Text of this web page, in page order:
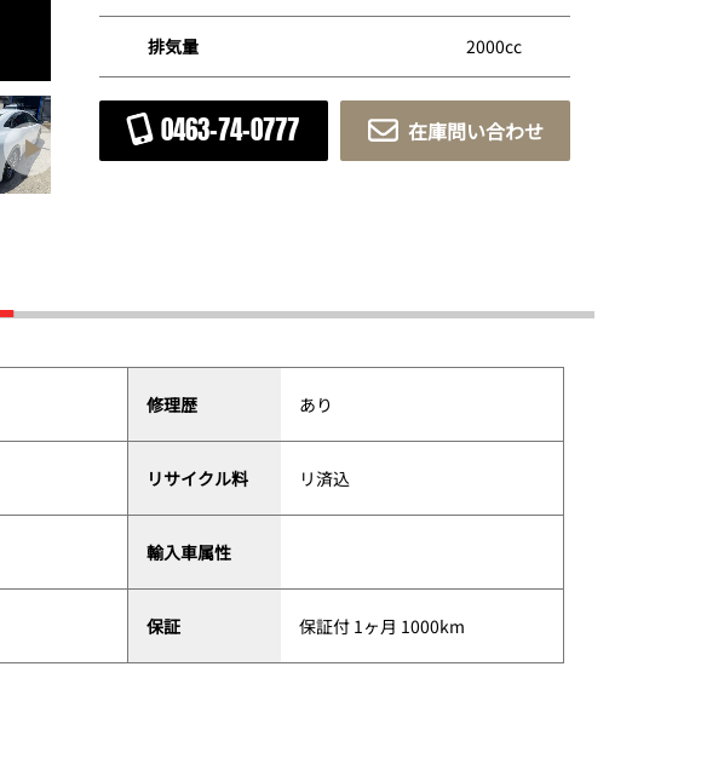
排気量 2000cc
0463-74-0777 在庫問い合わせ
修理歴 あり
リサイクル料 リ済込
輸入車属性
保証 保証付 1ヶ月 1000km